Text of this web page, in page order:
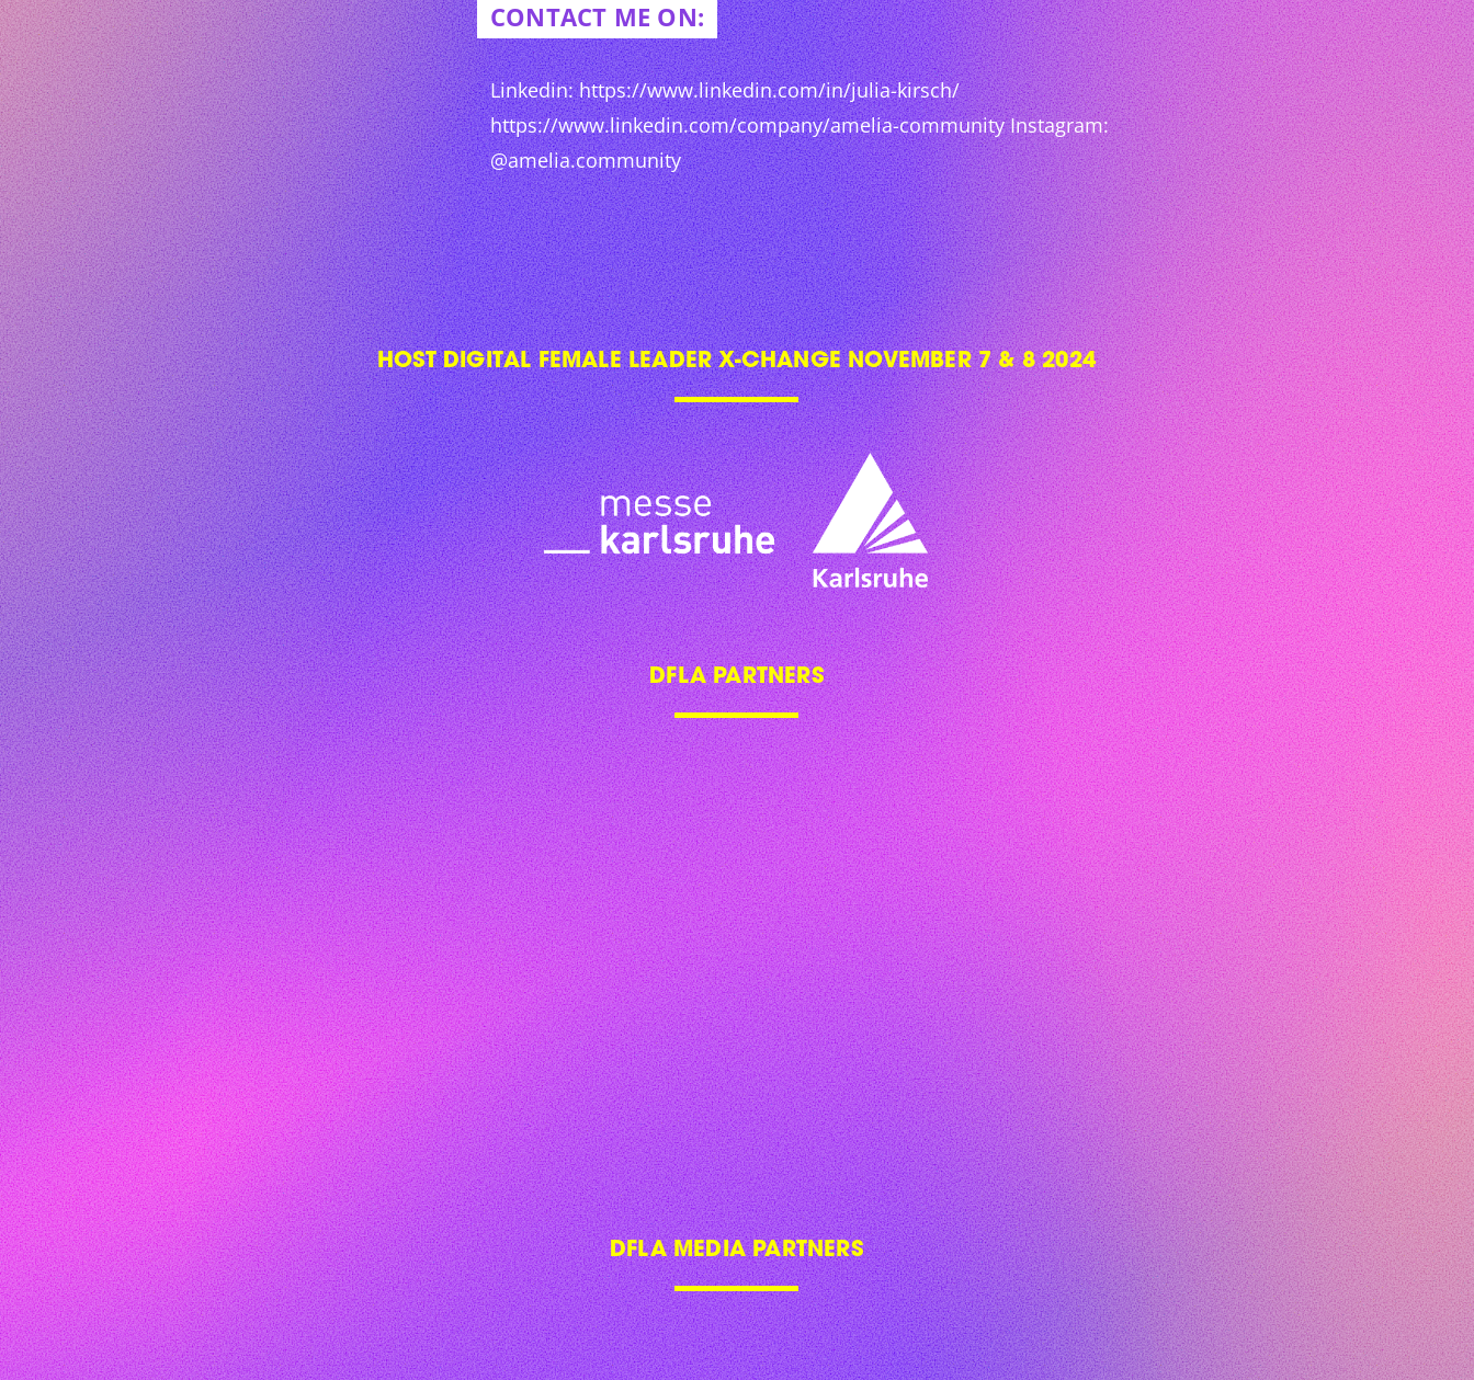
CONTACT ME ON:
Linkedin: https://www.linkedin.com/in/julia-kirsch/
https://www.linkedin.com/company/amelia-community Instagram:
@amelia.community
HOST DIGITAL FEMALE LEADER X-CHANGE NOVEMBER 7 & 8 2024
DFLA PARTNERS
DFLA MEDIA PARTNERS
DFLA 2018 DFLA 2019 DFLA 2020 DFLA 2021 DFLA 2022 DFLA 2023
FAQ CONTACT US NEWSLETTER SITE NOTICE PRIVACY POLICY PRICAVY SETTINGS GLOBAL DIGITAL WOMEN